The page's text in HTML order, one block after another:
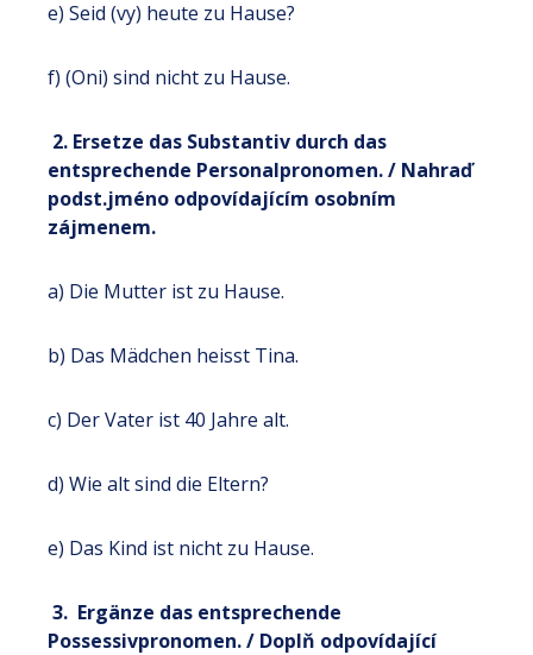
e) Seid (vy) heute zu Hause?
f) (Oni) sind nicht zu Hause.
2. Ersetze das Substantiv durch das
entsprechende Personalpronomen. / Nahraď
podst.jméno odpovídajícím osobním
zájmenem.
a) Die Mutter ist zu Hause.
b) Das Mädchen heisst Tina.
c) Der Vater ist 40 Jahre alt.
d) Wie alt sind die Eltern?
e) Das Kind ist nicht zu Hause.
3. Ergänze das entsprechende
Possessivpronomen. / Doplň odpovídající